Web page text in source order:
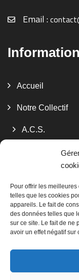
Pour offrir les
telles que les cookies
appareils. Le fait de
des données telles que
sur ce site. Le fait de ne
avoir un effet négatif sur
Email :
Accueil
Notre Collectif
A.C.S.
Services
La